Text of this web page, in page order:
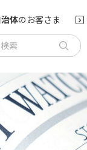
体のお客さま
索